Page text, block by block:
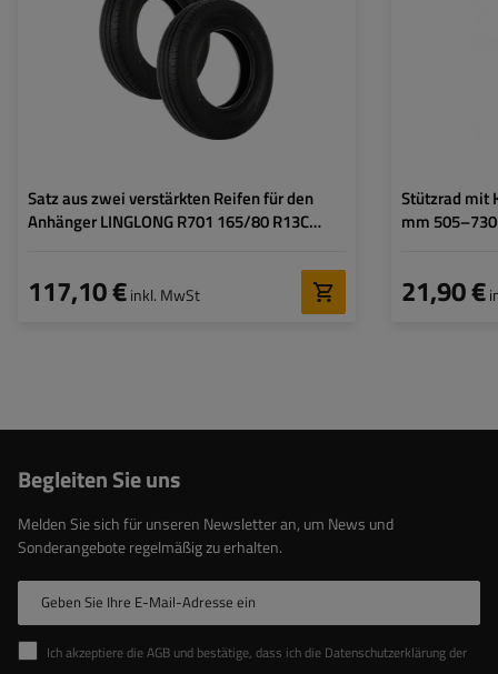
Satz aus zwei verstärkten Reifen für den
Anhänger LINGLONG R701 165/80 R13C
117,10 €inkl. MwSt
Reifendurchmesser:
13"
Tragfähigkeitsindex des
96/94 (max 710/670 kg)
Geschwindigkeitsindex des
N (do 140 km/h)
Stützrad mit
mm
21,90 €
Begleiten Sie uns
Melden Sie sich für unseren Newsletter an, um News und
Sonderangebote regelmäßig zu erhalten.
Geben Sie Ihre E-Mail-Adresse ein
Ich akzeptiere die AGB und bestätige, dass ich die Datenschutzerklärung der Website zur Kenntnis genommen habe